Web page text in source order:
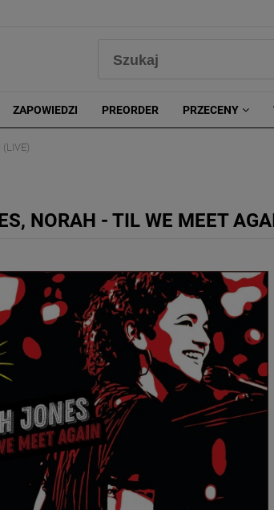
ZAPOWIEDZI PREORDER PRZECENY
(LIVE)
NORAH - TIL WE MEET